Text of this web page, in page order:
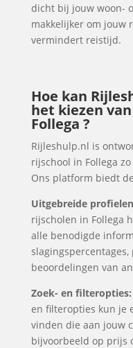
dicht bij jouw woon-
makkelijker om jouw
vermindert reistijd.
Hoe kan
het kiezen
Follega ?
Rijleshulp.nl is
rijschool in Follega
Ons platform biedt
Uitgebreide
rijscholen in Follega
alle benodigde
beoordelingen van
Zoek- en filteropties:
en filteropties kun je
vinden die aan jouw
bijvoorbeeld op prijs